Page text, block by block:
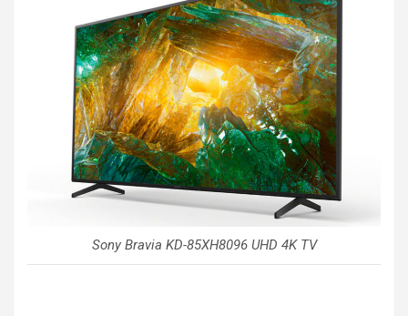
Sony Bravia KD-85XH8096 UHD 4K TV